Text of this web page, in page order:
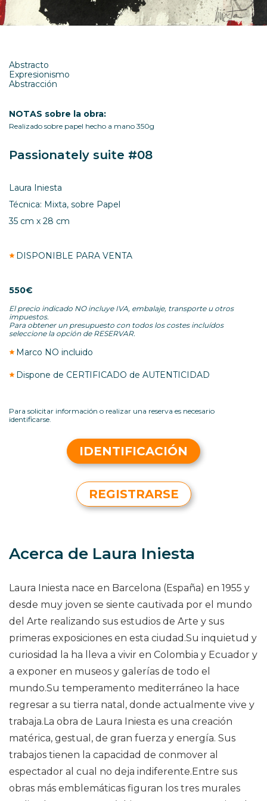
Abstracto
Expresionismo
Abstracción
NOTAS sobre la obra:
Realizado sobre papel hecho a mano 350g
Passionately suite #08
Laura Iniesta
Técnica: Mixta, sobre Papel
35 cm x 28 cm
DISPONIBLE PARA VENTA
550€
El precio indicado NO incluye IVA, embalaje, transporte u otros
impuestos.
Para obtener un presupuesto con todos los costes incluídos
seleccione la opción de RESERVAR.
Marco NO incluido
Dispone de CERTIFICADO de AUTENTICIDAD
Para solicitar información o realizar una reserva es necesario
identificarse.
IDENTIFICACIÓN
REGISTRARSE
Acerca de Laura Iniesta
Laura Iniesta nace en Barcelona (España) en 1955 y
desde muy joven se siente cautivada por el mundo
del Arte realizando sus estudios de Arte y sus
primeras exposiciones en esta ciudad.Su inquietud y
curiosidad la ha lleva a vivir en Colombia y Ecuador y
a exponer en museos y galerías de todo el
mundo.Su temperamento mediterráneo la hace
regresar a su tierra natal, donde actualmente vive y
trabaja.La obra de Laura Iniesta es una creación
matérica, gestual, de gran fuerza y energía. Sus
trabajos tienen la capacidad de conmover al
espectador al cual no deja indiferente.Entre sus
obras más emblemáticas figuran los tres murales